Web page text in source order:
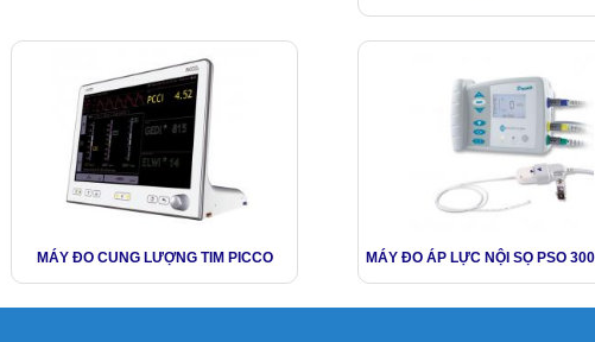
MÁY ĐO CUNG LƯỢNG TIM PICCO MÁY ĐO ÁP LỰC NỘI SỌ PSO